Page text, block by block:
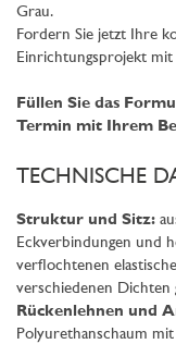
Grau.
Fordern Sie jetzt Ihre
Einrichtungsprojekt mit
Füllen Sie das
Termin mit Ihrem
TECHNISCHE
Struktur und Sitz:
Eckverbindungen und
verflochtenen
verschiedenen Dichten
Rückenlehnen und
Polyurethanschaum